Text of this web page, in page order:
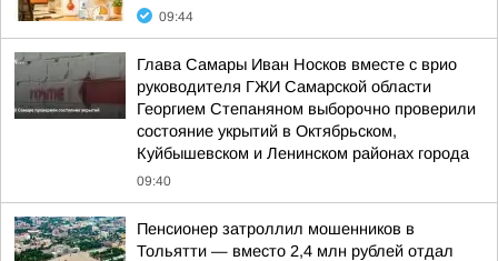
09:44
Глава Самары Иван Носков вместе с врио
руководителя ГЖИ Самарской области
Георгием Степаняном выборочно проверили
состояние укрытий в Октябрьском,
Куйбышевском и Ленинском районах города
09:40
Пенсионер затроллил мошенников в
Тольятти — вместо 2,4 млн рублей отдал